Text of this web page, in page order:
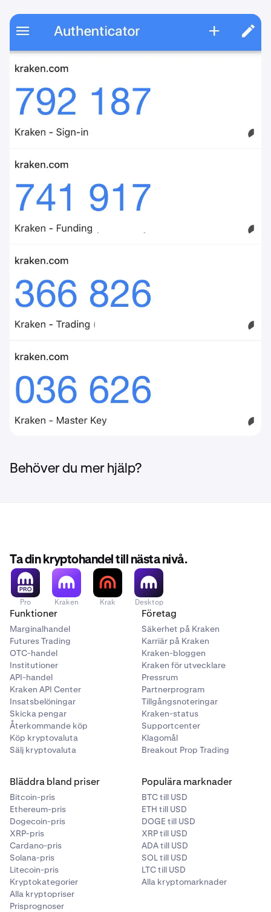
Behöver du mer hjälp?
Ta din kryptohandel till nästa nivå.
Pro Kraken Krak Desktop
Funktioner
Marginalhandel
Futures Trading
OTC-handel
Institutioner
API-handel
Kraken API Center
Insatsbelöningar
Skicka pengar
Återkommande köp
Köp kryptovaluta
Sälj kryptovaluta
Företag
Säkerhet på Kraken
Karriär på Kraken
Kraken-bloggen
Kraken för utvecklare
Pressrum
Partnerprogram
Tillgångsnoteringar
Kraken-status
Supportcenter
Klagomål
Breakout Prop Trading
Bläddra bland priser
Bitcoin-pris
Ethereum-pris
Dogecoin-pris
XRP-pris
Cardano-pris
Solana-pris
Litecoin-pris
Kryptokategorier
Alla kryptopriser
Prisprognoser
Populära marknader
BTC till USD
ETH till USD
DOGE till USD
XRP till USD
ADA till USD
SOL till USD
LTC till USD
Alla kryptomarknader